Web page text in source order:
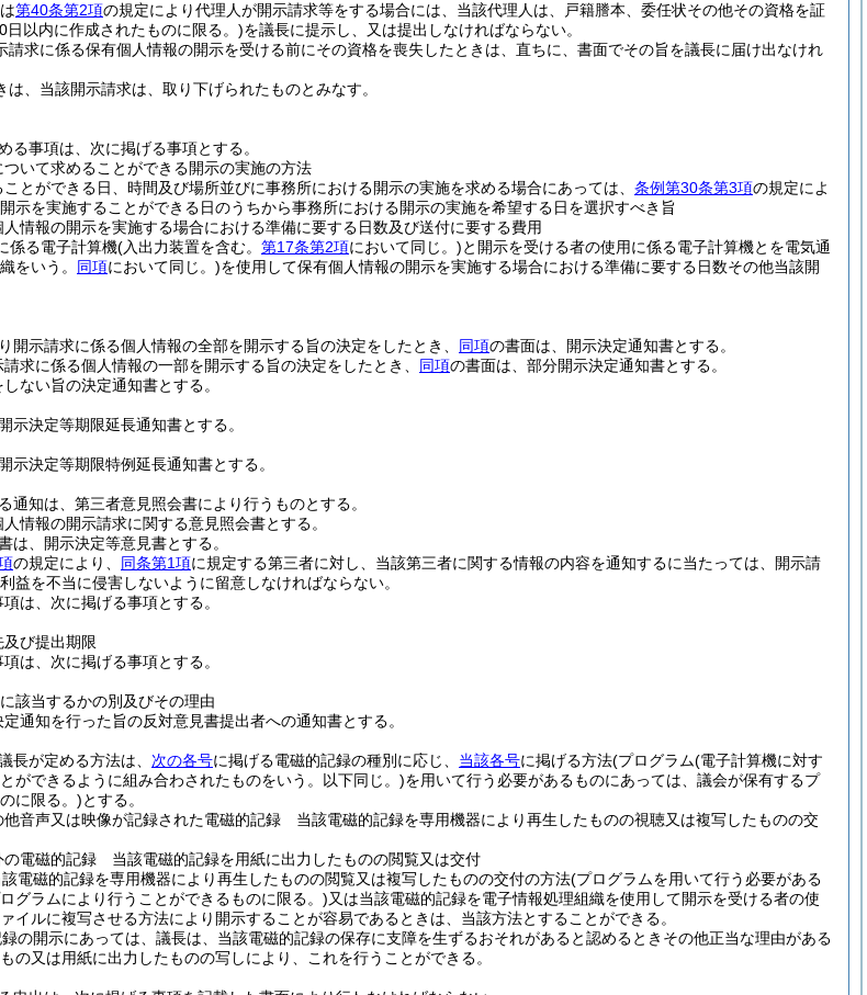
第40条第2項の規定により代理人が開示請求等をする場合には、当該代理人は、戸籍謄本、委任状その他その資格を証
日以内に作成されたものに限る。)を議長に提示し、又は提出しなければならない。
請求に係る保有個人情報の開示を受ける前にその資格を喪失したときは、直ちに、書面でその旨を議長に届け出なけれ
、当該開示請求は、取り下げられたものとみなす。
る事項は、次に掲げる事項とする。
いて求めることができる開示の実施の方法
とができる日、時間及び場所並びに事務所における開示の実施を求める場合にあっては、 条例第30条第3項の規定によ
示を実施することができる日のうちから事務所における開示の実施を希望する日を選択すべき旨
情報の開示を実施する場合における準備に要する日数及び送付に要する費用
係る電子計算機(入出力装置を含む。 第17条第2項において同じ。)と開示を受ける者の使用に係る電子計算機とを電気通
をいう。 同項において同じ。)を使用して保有個人情報の開示を実施する場合における準備に要する日数その他当該開
開示請求に係る個人情報の全部を開示する旨の決定をしたとき、 同項の書面は、開示決定通知書とする。
求に係る個人情報の一部を開示する旨の決定をしたとき、 同項の書面は、部分開示決定通知書とする。
ない旨の決定通知書とする。
示決定等期限延長通知書とする。
示決定等期限特例延長通知書とする。
通知は、第三者意見照会書により行うものとする。
情報の開示請求に関する意見照会書とする。
は、開示決定等意見書とする。
の規定により、 同条第1項に規定する第三者に対し、当該第三者に関する情報の内容を通知するに当たっては、開示請
益を不当に侵害しないように留意しなければならない。
は、次に掲げる事項とする。
び提出期限
は、次に掲げる事項とする。
該当するかの別及びその理由
通知を行った旨の反対意見書提出者への通知書とする。
長が定める方法は、 次の各号に掲げる電磁的記録の種別に応じ、 当該各号に掲げる方法(プログラム(電子計算機に対す
ができるように組み合わされたものをいう。以下同じ。)を用いて行う必要があるものにあっては、議会が保有するプ
に限る。)とする。
音声又は映像が記録された電磁的記録 当該電磁的記録を専用機器により再生したものの視聴又は複写したものの交
の電磁的記録 当該電磁的記録を用紙に出力したものの閲覧又は交付
電磁的記録を専用機器により再生したものの閲覧又は複写したものの交付の方法(プログラムを用いて行う必要がある
グラムにより行うことができるものに限る。)又は当該電磁的記録を電子情報処理組織を使用して開示を受ける者の使
イルに複写させる方法により開示することが容易であるときは、当該方法とすることができる。
の開示にあっては、議長は、当該電磁的記録の保存に支障を生ずるおそれがあると認めるときその他正当な理由がある
の又は用紙に出力したものの写しにより、これを行うことができる。